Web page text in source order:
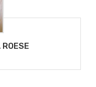
ROESE